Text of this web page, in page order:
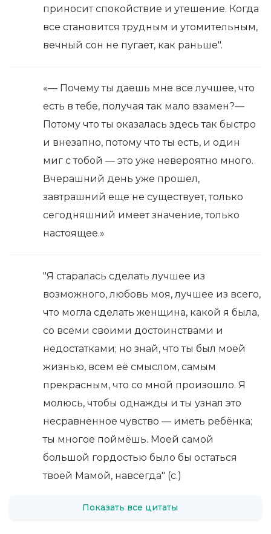
приносит спокойствие и утешение. Когда
все становится трудным и утомительным,
вечный сон не пугает, как раньше".
«— Почему ты даешь мне все лучшее, что
есть в тебе, получая так мало взамен?—
Потому что ты оказалась здесь так быстро
и внезапно, потому что ты есть, и один
миг с тобой — это уже невероятно много.
Вчерашний день уже прошел,
завтрашний еще не существует, только
сегодняшний имеет значение, только
настоящее.»
"Я старалась сделать лучшее из
возможного, любовь моя, лучшее из всего,
что могла сделать женщина, какой я была,
со всеми своими достоинствами и
недостатками; но знай, что ты был моей
жизнью, всем её смыслом, самым
прекрасным, что со мной произошло. Я
молюсь, чтобы однажды и ты узнал это
несравненное чувство — иметь ребёнка;
ты многое поймёшь. Моей самой
большой гордостью было бы остаться
твоей Мамой, навсегда" (с.)
Показать все цитаты